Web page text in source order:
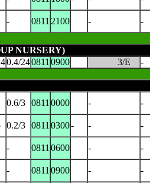
- 0811 2100 -
-
NURSERY)
0.4/240811 0900 3/E
-
0.6/3 0811 0000 - -
0.2/3 0811 0300- - -
- 0811 0600 - -
- 0811 0900 - -